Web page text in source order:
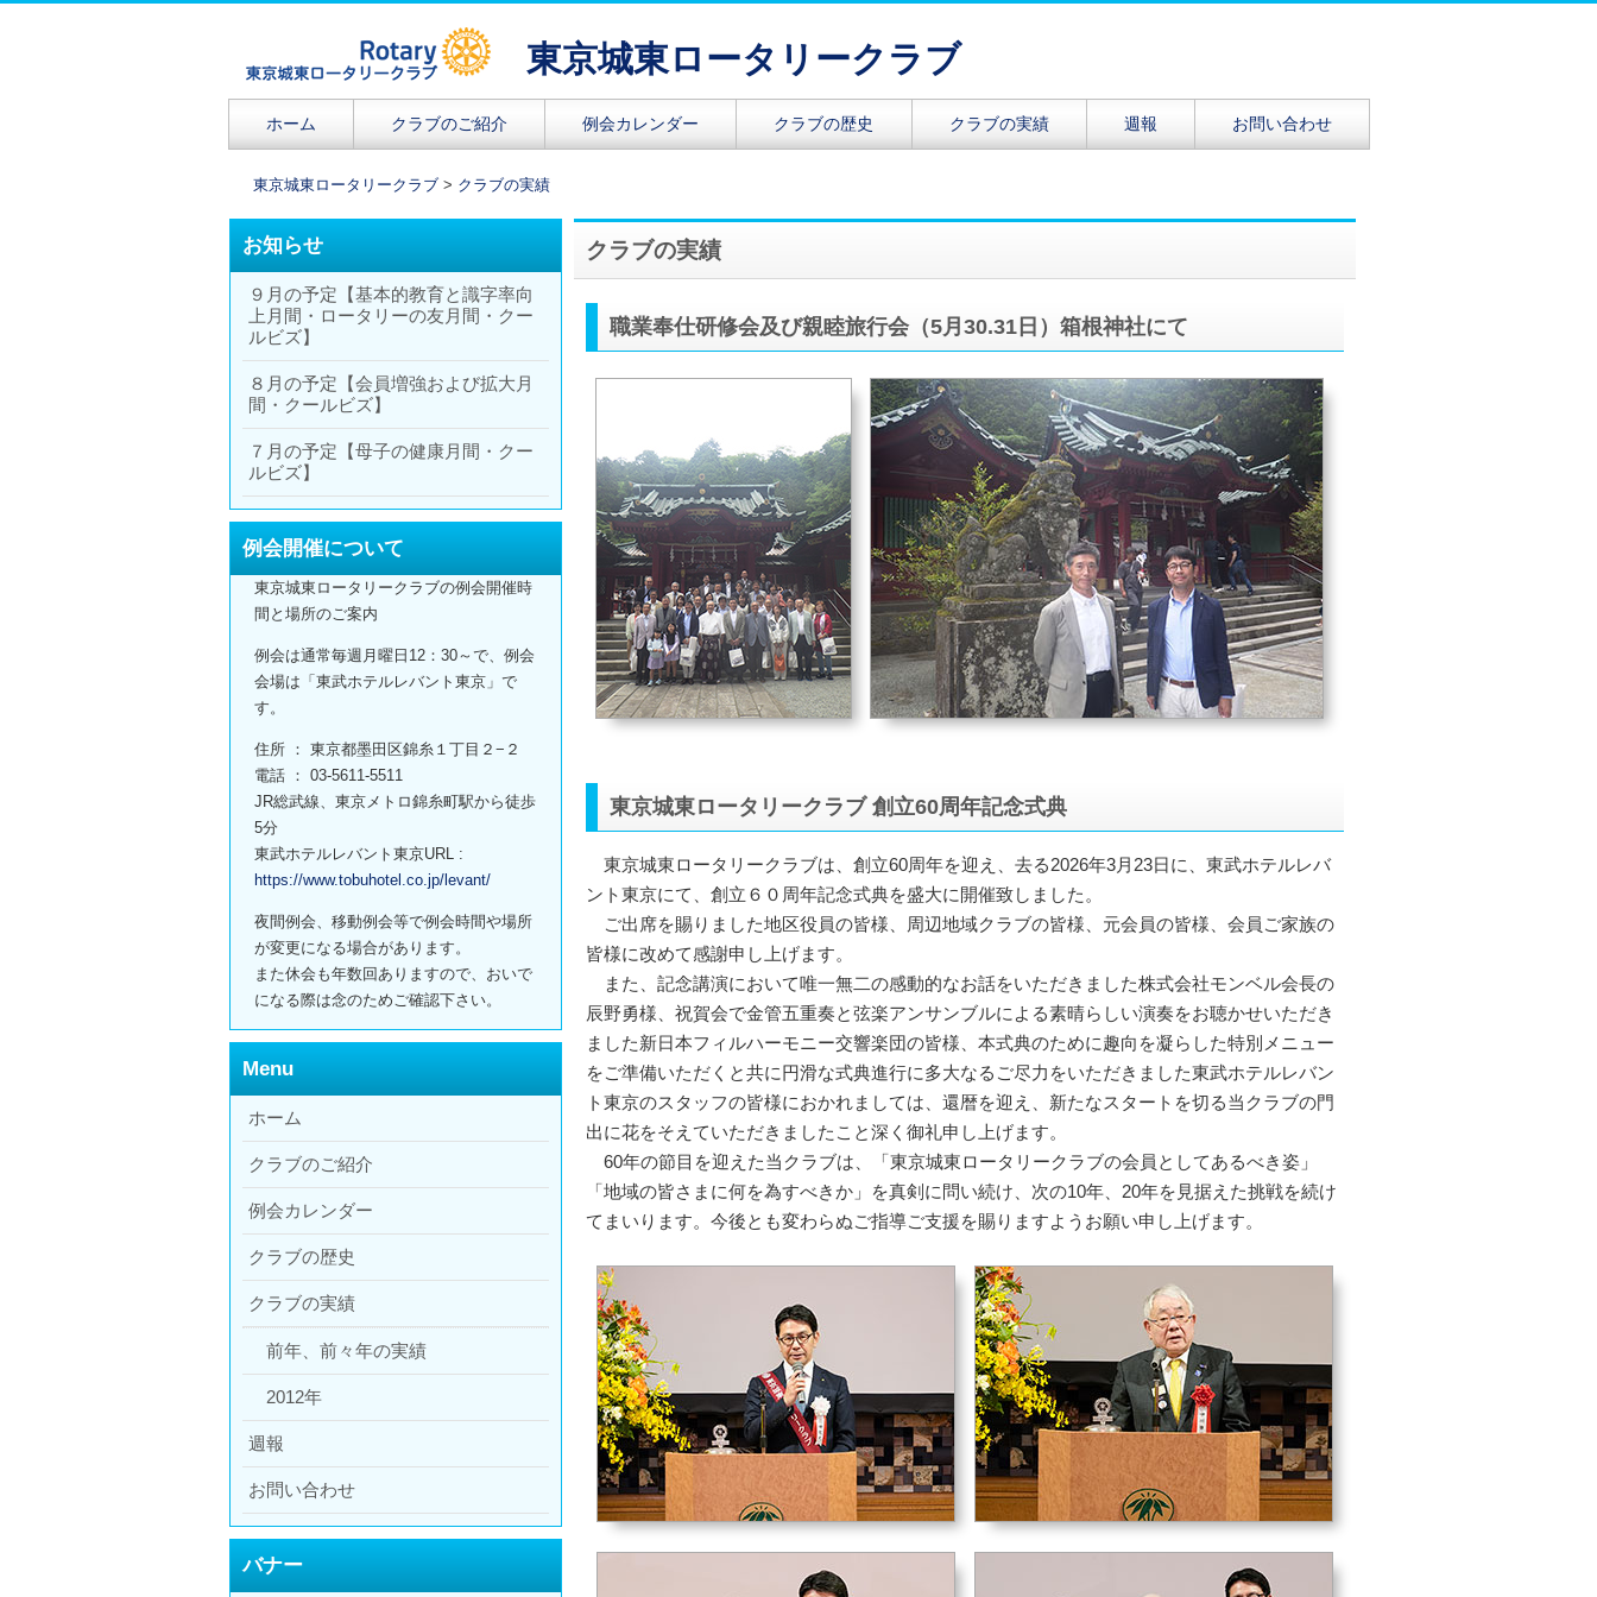
東京城東ロータリークラブ
メインメニュー
ン
テ
ツ
へ
移
動
ホーム クラブのご紹介 例会カレンダー クラブの歴史 クラブの実績 週報 お問い合わせ
東京城東ロータリークラブ > クラブの実績
クラブの実績
職業奉仕研修会及び親睦旅行会（5月30.31日）箱根神社にて
東京城東ロータリークラブ 創立60周年記念式典
東京城東ロータリークラブは、創立60周年を迎え、去る2026年3月23日に、東武ホテルレバ
ント東京にて、創立６０周年記念式典を盛大に開催致しました。
ご出席を賜りました地区役員の皆様、周辺地域クラブの皆様、元会員の皆様、会員ご家族の
皆様に改めて感謝申し上げます。
また、記念講演において唯一無二の感動的なお話をいただきました株式会社モンベル会長の
辰野勇様、祝賀会で金管五重奏と弦楽アンサンブルによる素晴らしい演奏をお聴かせいただき
ました新日本フィルハーモニー交響楽団の皆様、本式典のために趣向を凝らした特別メニュー
をご準備いただくと共に円滑な式典進行に多大なるご尽力をいただきました東武ホテルレバン
ト東京のスタッフの皆様におかれましては、還暦を迎え、新たなスタートを切る当クラブの門
出に花をそえていただきましたこと深く御礼申し上げます。
60年の節目を迎えた当クラブは、「東京城東ロータリークラブの会員としてあるべき姿」
「地域の皆さまに何を為すべきか」を真剣に問い続け、次の10年、20年を見据えた挑戦を続け
てまいります。今後とも変わらぬご指導ご支援を賜りますようお願い申し上げます。
お知らせ
９月の予定【基本的教育と識字率向
上月間・ロータリーの友月間・クー
ルビズ】
８月の予定【会員増強および拡大月
間・クールビズ】
７月の予定【母子の健康月間・クー
ルビズ】
例会開催について
東京城東ロータリークラブの例会開催時
間と場所のご案内
例会は通常毎週月曜日12：30～で、例会
会場は「東武ホテルレバント東京」で
す。
住所 ： 東京都墨田区錦糸１丁目２−２
電話 ： 03-5611-5511
JR総武線、東京メトロ錦糸町駅から徒歩
5分
東武ホテルレバント東京URL :
https://www.tobuhotel.co.jp/levant/
夜間例会、移動例会等で例会時間や場所
が変更になる場合があります。
また休会も年数回ありますので、おいで
になる際は念のためご確認下さい。
Menu
ホーム
クラブのご紹介
例会カレンダー
クラブの歴史
クラブの実績
前年、前々年の実績
2012年
週報
お問い合わせ
バナー